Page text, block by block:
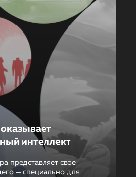
интеллект
представляет свое
— специально для